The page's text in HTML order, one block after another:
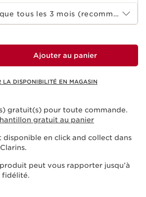
Envoi automatique tous les 3 mois (recommandé)
Ajouter au panier
LA DISPONIBILITÉ EN MAGASIN
gratuit(s) pour toute commande.
gratuit au panier
disponible en click and collect dans
produit peut vous rapporter jusqu’à
fidélité.